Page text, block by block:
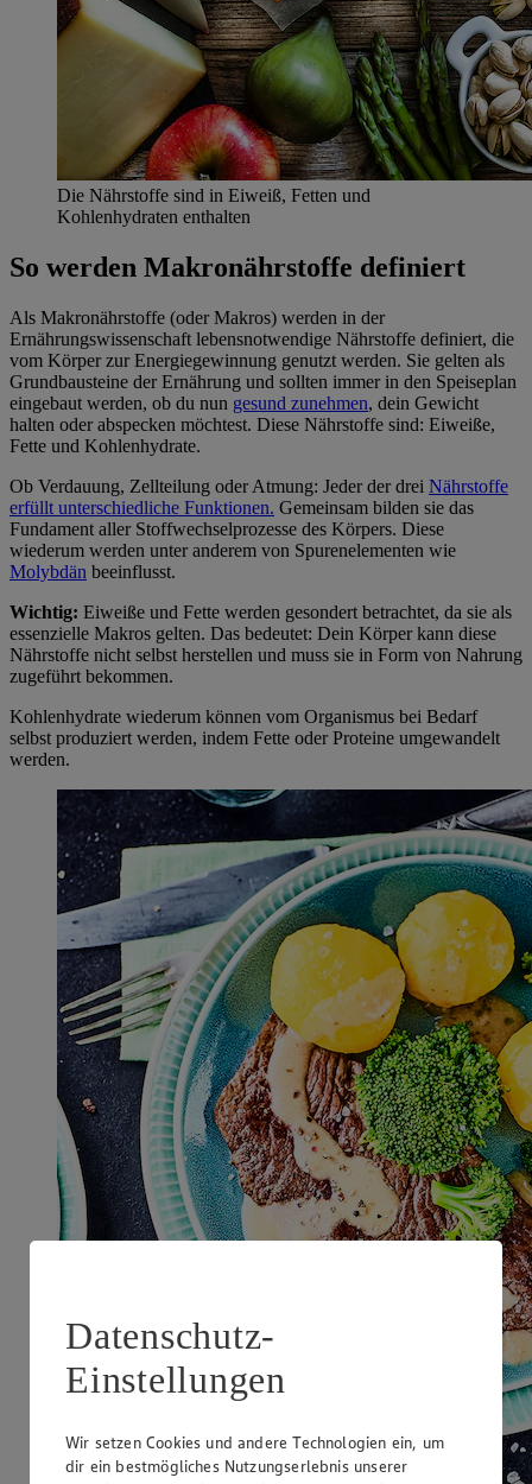
Die Nährstoffe sind in Eiweiß, Fetten und
Kohlenhydraten enthalten
So werden Makronährstoffe definiert
Als Makronährstoffe (oder Makros) werden in der
Ernährungswissenschaft lebensnotwendige Nährstoffe definiert, die
vom Körper zur Energiegewinnung genutzt werden. Sie gelten als
Grundbausteine der Ernährung und sollten immer in den Speiseplan
eingebaut werden, ob du nun gesund zunehmen, dein Gewicht
halten oder abspecken möchtest. Diese Nährstoffe sind: Eiweiße,
Fette und Kohlenhydrate.
Ob Verdauung, Zellteilung oder Atmung: Jeder der drei Nährstoffe
erfüllt unterschiedliche Funktionen. Gemeinsam bilden sie das
Fundament aller Stoffwechselprozesse des Körpers. Diese
wiederum werden unter anderem von Spurenelementen wie
Molybdän beeinflusst.
Wichtig: Eiweiße und Fette werden gesondert betrachtet, da sie als
essenzielle Makros gelten. Das bedeutet: Dein Körper kann diese
Nährstoffe nicht selbst herstellen und muss sie in Form von Nahrung
zugeführt bekommen.
Kohlenhydrate wiederum können vom Organismus bei Bedarf
selbst produziert werden, indem Fette oder Proteine umgewandelt
werden.
Datenschutz-
Einstellungen
Wir setzen Cookies und andere Technologien ein, um
dir ein bestmögliches Nutzungserlebnis unserer